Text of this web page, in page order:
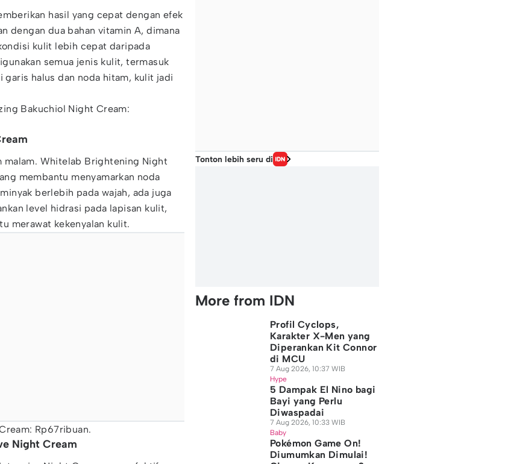
hasil yang cepat dengan efek
dengan dua bahan vitamin A, dimana
kulit lebih cepat daripada
semua jenis kulit, termasuk
halus dan noda hitam, kulit jadi
Bakuchiol Night Cream:
Whitelab Brightening Night
membantu menyamarkan noda
berlebih pada wajah, ada juga
level hidrasi pada lapisan kulit,
merawat kekenyalan kulit.
Rp67ribuan.
Night Cream
Tonton lebih seru di
More from IDN
Profil Cyclops,
Karakter X-Men yang
Diperankan Kit Connor
di MCU
7 Aug 2026, 10:37 WIB
Hype
5 Dampak El Nino bagi
Bayi yang Perlu
Diwaspadai
7 Aug 2026, 10:33 WIB
Baby
Pokémon Game On!
Diumumkan Dimulai!